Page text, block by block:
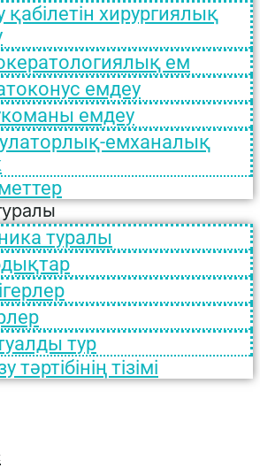
қабілетін хирургиялық
ем
емдеу
емдеу
емханалық
туралы
тур
тәртібінің тізімі